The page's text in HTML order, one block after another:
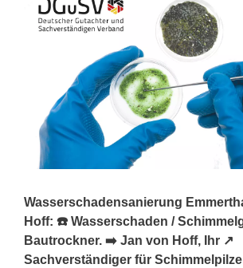
Wasserschadensanierung
Hoff: ☎️ Wasserschaden /
Bautrockner. ➡️ Jan von Hoff, Ihr ↗️
Sachverständiger für